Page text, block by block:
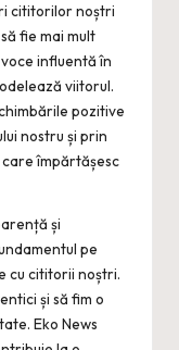
cititorilor noștri
fie mai mult
influentă în
viitorul.
pozitive
nostru și prin
împărtășesc
și
pe
cu cititorii noștri.
și să fim o
Eko News